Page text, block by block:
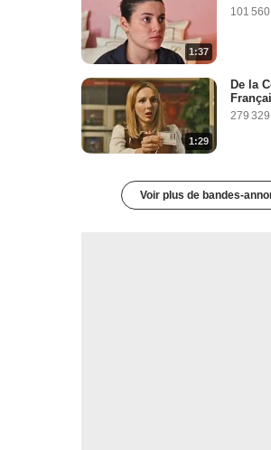
1:37
101
1:29
De la
279
Voir plus de bandes-